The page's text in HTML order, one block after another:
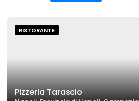
RISTORANTE
Pizzeria Tarascio